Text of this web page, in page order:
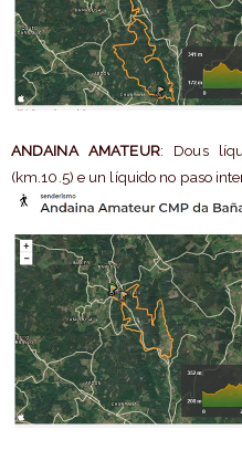
ANDAINA AMATEUR: Dous
(km.10.5) e un líquido no paso